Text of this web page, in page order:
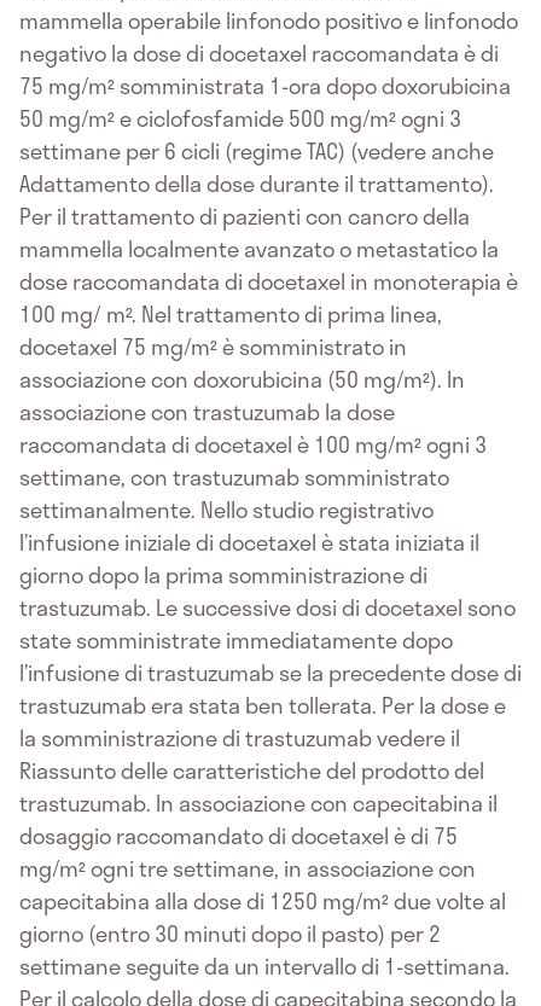
mammella operabile linfonodo positivo e linfonodo
negativo la dose di docetaxel raccomandata è di
75 mg/m² somministrata 1-ora dopo doxorubicina
50 mg/m² e ciclofosfamide 500 mg/m² ogni 3
settimane per 6 cicli (regime TAC) (vedere anche
Adattamento della dose durante il trattamento).
Per il trattamento di pazienti con cancro della
mammella localmente avanzato o metastatico la
dose raccomandata di docetaxel in monoterapia è
100 mg/ m². Nel trattamento di prima linea,
docetaxel 75 mg/m² è somministrato in
associazione con doxorubicina (50 mg/m²). In
associazione con trastuzumab la dose
raccomandata di docetaxel è 100 mg/m² ogni 3
settimane, con trastuzumab somministrato
settimanalmente. Nello studio registrativo
l’infusione iniziale di docetaxel è stata iniziata il
giorno dopo la prima somministrazione di
trastuzumab. Le successive dosi di docetaxel sono
state somministrate immediatamente dopo
l’infusione di trastuzumab se la precedente dose di
trastuzumab era stata ben tollerata. Per la dose e
la somministrazione di trastuzumab vedere il
Riassunto delle caratteristiche del prodotto del
trastuzumab. In associazione con capecitabina il
dosaggio raccomandato di docetaxel è di 75
mg/m² ogni tre settimane, in associazione con
capecitabina alla dose di 1250 mg/m² due volte al
giorno (entro 30 minuti dopo il pasto) per 2
settimane seguite da un intervallo di 1-settimana.
Per il calcolo della dose di capecitabina secondo la